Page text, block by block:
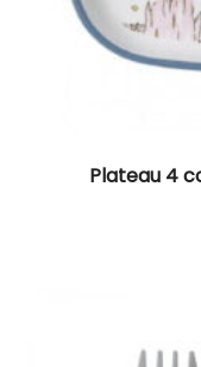
Plateau 4